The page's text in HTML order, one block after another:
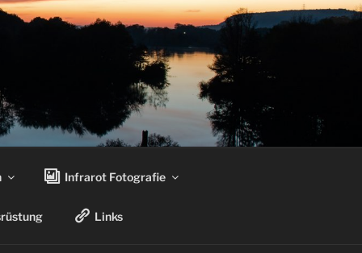
Infrarot Fotografie
Links